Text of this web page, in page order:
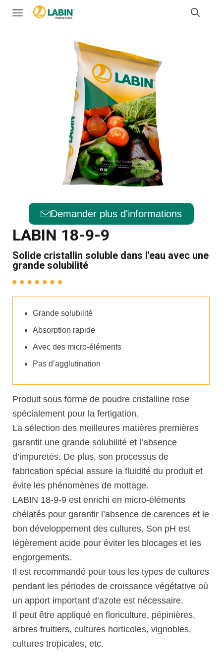
Demander plus d'informations
LABIN 18-9-9
Solide cristallin soluble dans l'eau avec une
grande solubilité
Grande solubilité
Absorption rapide
Avec des micro-éléments
Pas d’agglutination
Produit sous forme de poudre cristalline rose
spécialement pour la fertigation.
La sélection des meilleures matières premières
garantit une grande solubilité et l’absence
d’impuretés. De plus, son processus de
fabrication spécial assure la fluidité du produit et
évite les phénomènes de mottage.
LABIN 18-9-9 est enrichi en micro-éléments
chélatés pour garantir l’absence de carences et le
bon développement des cultures. Son pH est
légèrement acide pour éviter les blocages et les
engorgements.
Il est recommandé pour tous les types de cultures
pendant les périodes de croissance végétative où
un apport important d’azote est nécessaire.
Il peut être appliqué en floriculture, pépinières,
arbres fruitiers, cultures horticoles, vignobles,
cultures tropicales, etc.